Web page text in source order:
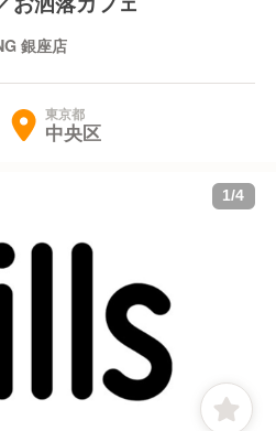
銀座店
東京都
中央区
1/4